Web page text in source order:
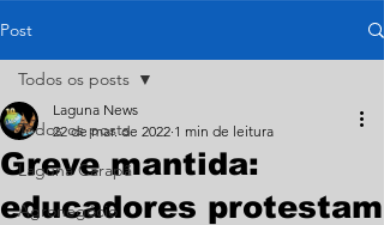
Post
Todos os posts
Laguna Carapã
Agronegócio
Todos os posts
Greve mantida:
educadores protestam
Laguna News
22 de mar. de 2022 1 min de leitura